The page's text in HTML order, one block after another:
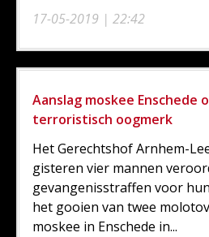
17-05-2019 | 22:42
Aanslag moskee Enschede
terroristisch oogmerk
Het Gerechtshof Arnhem-
gisteren vier mannen
gevangenisstraffen voor
het gooien van twee
moskee in Enschede in...